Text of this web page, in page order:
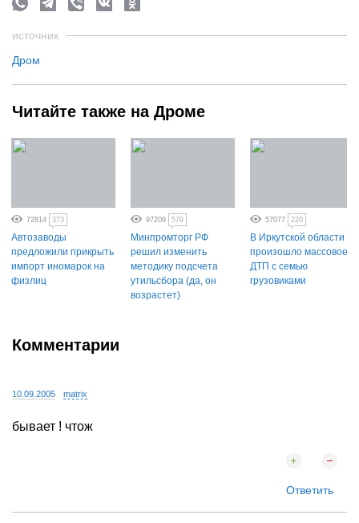
источник
Дром
Читайте также на Дроме
72814 373
Автозаводы
предложили прикрыть
импорт иномарок на
физлиц
97209 579
Минпромторг РФ
решил изменить
методику подсчета
утильсбора (да, он
возрастет)
57077 220
В Иркутской области
произошло массовое
ДТП с семью
грузовиками
Комментарии
10.09.2005 matrix
бывает ! чтож
Ответить